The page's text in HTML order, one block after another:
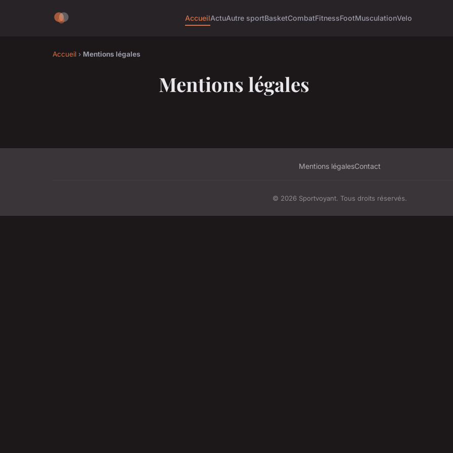
AccueilActuAutre sportBasketCombatFitnessFootMusculationVelo
Accueil › Mentions légales
Mentions légales
Mentions légalesContact
© 2026 Sportvoyant. Tous droits réservés.